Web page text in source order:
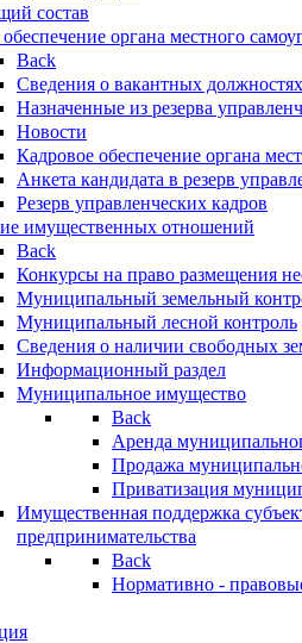
состав
органа местного
Back
Сведения о вакантных
Назначенные из резерва
Новости
Кадровое обеспечение органа
Анкета кандидата в резерв
Резерв управленческих кадров
имущественных отношений
Back
Конкурсы на право размещения
Муниципальный земельный
Муниципальный лесной контроль
Сведения о наличии свободных
Информационный раздел
Муниципальное имущество
Back
Аренда
Продажа
Приватизация
Имущественная поддержка
предпринимательства
Back
Нормативно -